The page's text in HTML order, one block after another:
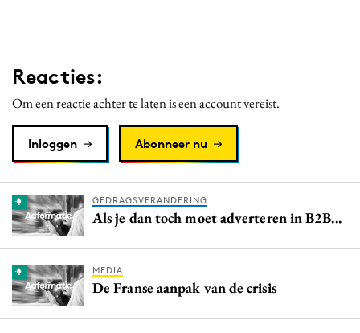
Reacties:
Om een reactie achter te laten is een account vereist.
Inloggen Abonneer nu
GEDRAGSVERANDERING
Als je dan toch moet adverteren in B2B...
MEDIA
De Franse aanpak van de crisis